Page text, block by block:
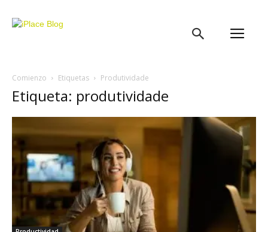
Comienzo Etiquetas Produtividade
Etiqueta: produtividade